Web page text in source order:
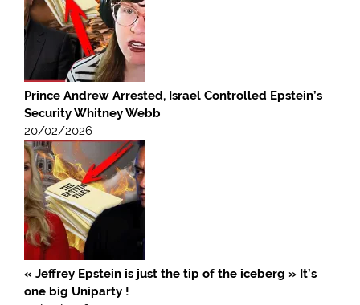
Prince Andrew Arrested, Israel Controlled Epstein’s
Security Whitney Webb
20/02/2026
« Jeffrey Epstein is just the tip of the iceberg » It’s
one big Uniparty !